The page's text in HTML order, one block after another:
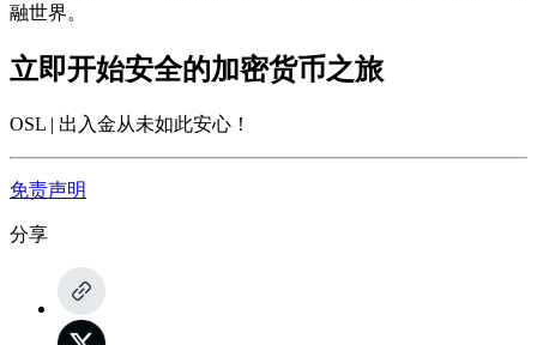
融世界。
立即开始安全的加密货币之旅
OSL | 出入金从未如此安心 ！
免责声明
分享